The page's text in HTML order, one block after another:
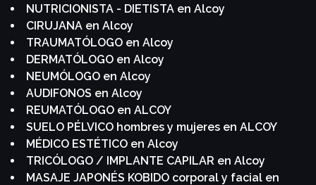
NUTRICIONISTA - DIETISTA en Alcoy
CIRUJANA en Alcoy
TRAUMATÓLOGO en Alcoy
DERMATÓLOGO en Alcoy
NEUMÓLOGO en Alcoy
AUDIFONOS en Alcoy
REUMATÓLOGO en ALCOY
SUELO PÉLVICO hombres y mujeres en ALCOY
MÉDICO ESTÉTICO en Alcoy
TRICÓLOGO / IMPLANTE CAPILAR en Alcoy
MASAJE JAPONÉS KOBIDO corporal y facial en